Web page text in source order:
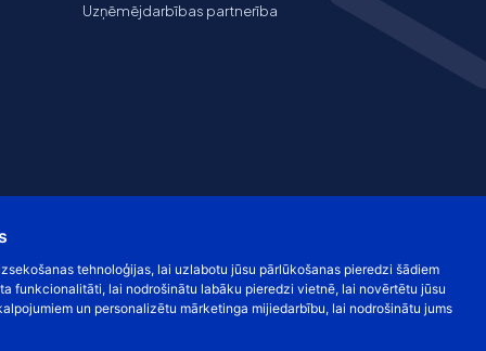
tehnoloģijas, lai uzlabotu jūsu pārlūkošanas pieredzi šādiem
funkcionalitāti, lai nodrošinātu labāku pieredzi vietnē, lai novērtētu jūsu
un personalizētu mārketinga mijiedarbību, lai nodrošinātu jums
Uzņēmējdarbības partnerība